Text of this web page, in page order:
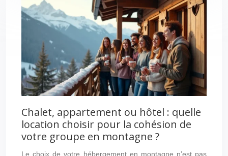
Chalet, appartement ou hôtel : quelle
location choisir pour la cohésion de
votre groupe en montagne ?
Le choix de votre hébergement en montagne n’est pas